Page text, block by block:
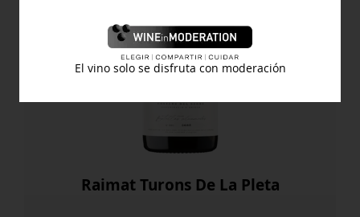
Raimat Turons De La Pleta
El vino solo se disfruta con moderación